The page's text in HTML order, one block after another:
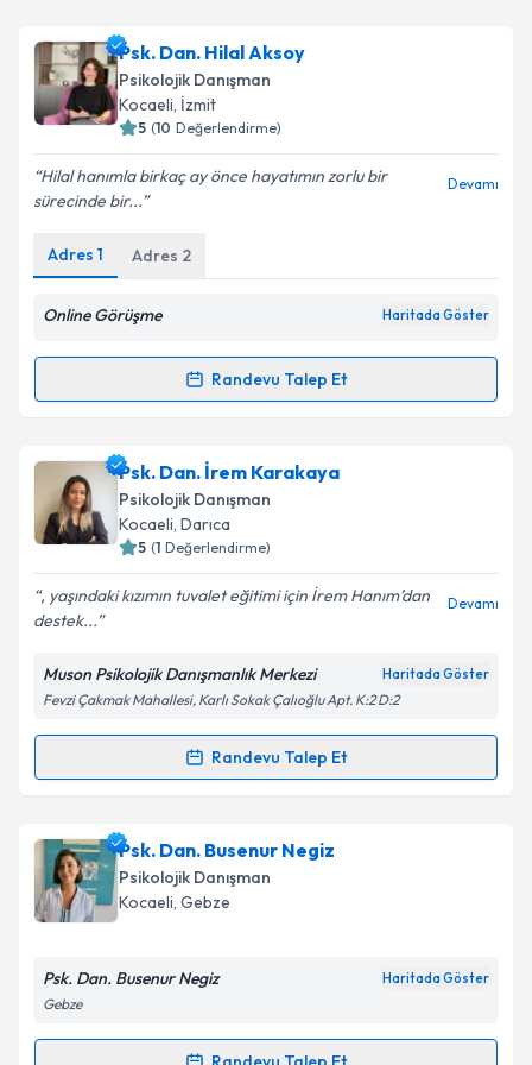
Psk. Dan. Hilal Aksoy
Psikolojik Danışman
Kocaeli, İzmit
5 (10 Değerlendirme)
Hilal hanımla birkaç ay önce hayatımın zorlu bir
sürecinde bir...
Devamı
Adres 1 Adres 2
Online Görüşme Haritada Göster
Randevu Talep Et
Randevu Takvimi Talebi
Psk. Dan. Hilal Aksoy için randevu takvimi talebi
oluşturun. Size bu uzmandan randevu almanız için bir
takvim hazırlandığında e-posta ile bilgilendireceğiz.
Kişisel verilerimin işlenmesine ilişkin
Aydınlatma
Metni'ni okudum ve kişisel verilerimin belirtilen
kapsamda işlenmesini kabul ediyorum.
Psk. Dan. İrem Karakaya
Psikolojik Danışman
Kocaeli, Darıca
5 (1 Değerlendirme)
, yaşındaki kızımın tuvalet eğitimi için İrem Hanım’dan
destek...
Devamı
Muson Psikolojik Danışmanlık Merkezi Haritada Göster
Fevzi Çakmak Mahallesi, Karlı Sokak Çalıoğlu Apt. K:2 D:2
Randevu Talep Et
Randevu Takvimi Talebi
Psk. Dan. İrem Karakayaiçin randevu takvimi talebi
oluşturun. Size bu uzmandan randevu almanız için bir
takvim hazırlandığında e-posta ile bilgilendireceğiz.
Kişisel verilerimin işlenmesine ilişkin
Psk. Dan. Busenur Negiz
Psikolojik Danışman
Kocaeli, Gebze
Psk. Dan. Busenur Negiz Haritada Göster
Gebze